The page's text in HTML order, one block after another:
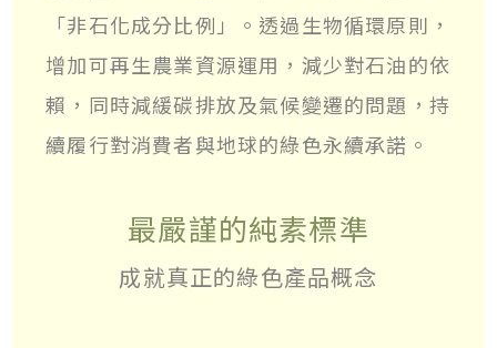
「非石化成分比例」。透過生物循環原則，
增加可再生農業資源運用，減少對石油的依
賴，同時減緩碳排放及氣候變遷的問題，持
續履行對消費者與地球的綠色永續承諾。
最嚴謹的純素標準
成就真正的綠色產品概念